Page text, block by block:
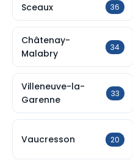
Sceaux 36
Châtenay-
Malabry
34
Villeneuve-la-
Garenne
33
Vaucresson 20